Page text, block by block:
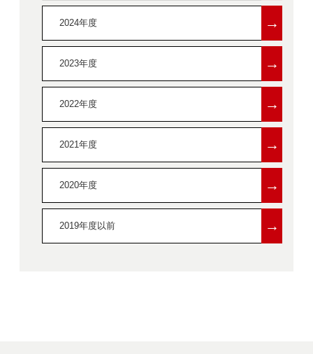
2024年度 →
2023年度 →
2022年度 →
2021年度 →
2020年度 →
2019年度以前 →